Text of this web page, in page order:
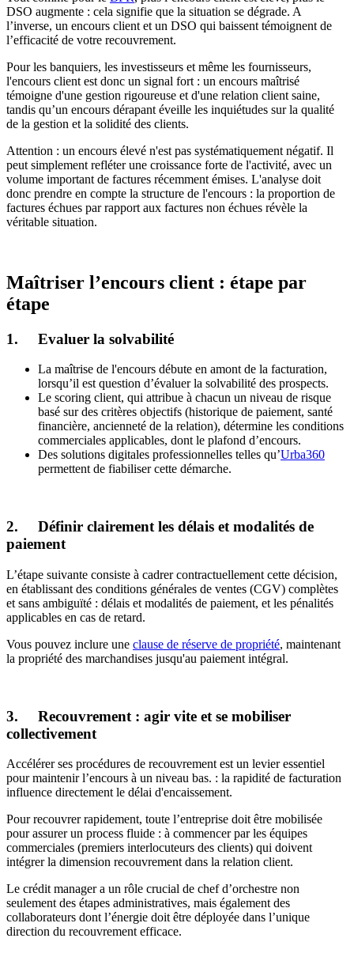
DSO augmente : cela signifie que la situation se dégrade. A
l’inverse, un encours client et un DSO qui baissent témoignent de
l’efficacité de votre recouvrement.
Pour les banquiers, les investisseurs et même les fournisseurs,
l'encours client est donc un signal fort : un encours maîtrisé
témoigne d'une gestion rigoureuse et d'une relation client saine,
tandis qu’un encours dérapant éveille les inquiétudes sur la qualité
de la gestion et la solidité des clients.
Attention : un encours élevé n'est pas systématiquement négatif. Il
peut simplement refléter une croissance forte de l'activité, avec un
volume important de factures récemment émises. L'analyse doit
donc prendre en compte la structure de l'encours : la proportion de
factures échues par rapport aux factures non échues révèle la
véritable situation.
Maîtriser l’encours client : étape par
étape
1. Evaluer la solvabilité
La maîtrise de l'encours débute en amont de la facturation,
lorsqu’il est question d’évaluer la solvabilité des prospects.
Le scoring client, qui attribue à chacun un niveau de risque
basé sur des critères objectifs (historique de paiement, santé
financière, ancienneté de la relation), détermine les conditions
commerciales applicables, dont le plafond d’encours.
Des solutions digitales professionnelles telles qu’Urba360
permettent de fiabiliser cette démarche.
2. Définir clairement les délais et modalités de
paiement
L’étape suivante consiste à cadrer contractuellement cette décision,
en établissant des conditions générales de ventes (CGV) complètes
et sans ambiguïté : délais et modalités de paiement, et les pénalités
applicables en cas de retard.
Vous pouvez inclure une clause de réserve de propriété, maintenant
la propriété des marchandises jusqu'au paiement intégral.
3. Recouvrement : agir vite et se mobiliser
collectivement
Accélérer ses procédures de recouvrement est un levier essentiel
pour maintenir l’encours à un niveau bas. : la rapidité de facturation
influence directement le délai d'encaissement.
Pour recouvrer rapidement, toute l’entreprise doit être mobilisée
pour assurer un process fluide : à commencer par les équipes
commerciales (premiers interlocuteurs des clients) qui doivent
intégrer la dimension recouvrement dans la relation client.
Le crédit manager a un rôle crucial de chef d’orchestre non
seulement des étapes administratives, mais également des
collaborateurs dont l’énergie doit être déployée dans l’unique
direction du recouvrement efficace.